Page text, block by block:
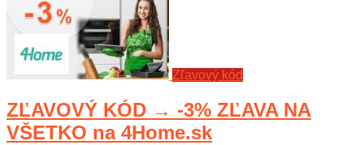
Zľavový kód
ZĽAVOVÝ KÓD → -3% ZĽAVA NA
VŠETKO na 4Home.sk